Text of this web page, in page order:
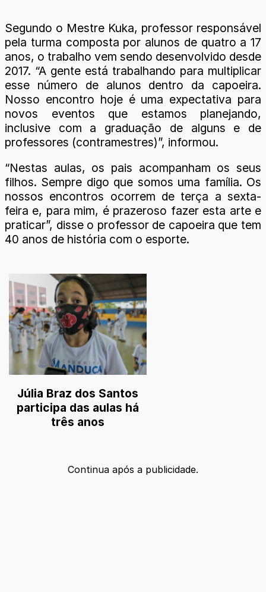
Segundo o Mestre Kuka, professor responsável
pela turma composta por alunos de quatro a 17
anos, o trabalho vem sendo desenvolvido desde
2017. “A gente está trabalhando para multiplicar
esse número de alunos dentro da capoeira.
Nosso encontro hoje é uma expectativa para
novos eventos que estamos planejando,
inclusive com a graduação de alguns e de
professores (contramestres)”, informou.
“Nestas aulas, os pais acompanham os seus
filhos. Sempre digo que somos uma família. Os
nossos encontros ocorrem de terça a sexta-
feira e, para mim, é prazeroso fazer esta arte e
praticar”, disse o professor de capoeira que tem
40 anos de história com o esporte.
Júlia Braz dos Santos
participa das aulas há
três anos
Continua após a publicidade.